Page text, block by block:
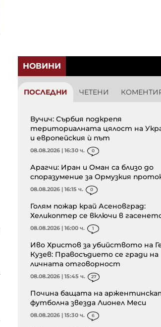
НОВИНИ
ПОСЛЕДНИ ЧЕТЕНИ
Вучич: Сърбия подкрепя
териториалната цялост на
и европейския ѝ път
08.08.2026 | 16:30 ч. 0
Арагчи: Иран и Оман са близо до
споразумение за Ормузкия
08.08.2026 | 16:15 ч. 0
Голям пожар край Асеновград:
Хеликоптер се включи в
08.08.2026 | 16:00 ч. 1
Иво Христов за убийството на
Кузев: Правосъдието се гради на
личната отговорност
08.08.2026 | 15:45 ч. 27
Почина бащата на
футболна звезда Лионел Меси
08.08.2026 | 15:30 ч. 6